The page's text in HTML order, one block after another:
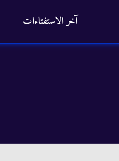
آخر الاستفتاءات